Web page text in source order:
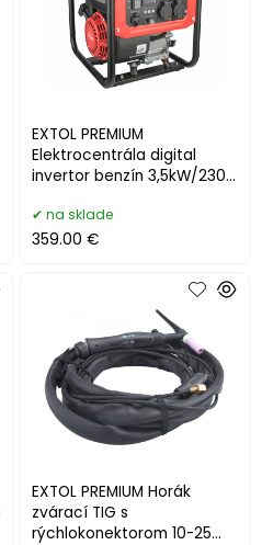
EXTOL PREMIUM
Elektrocentrála digital
invertor benzín 3,5kW/230V
na sklade
359.00 €
EXTOL PREMIUM Horák
zvárací TIG s
rýchlokonektorom 10-25